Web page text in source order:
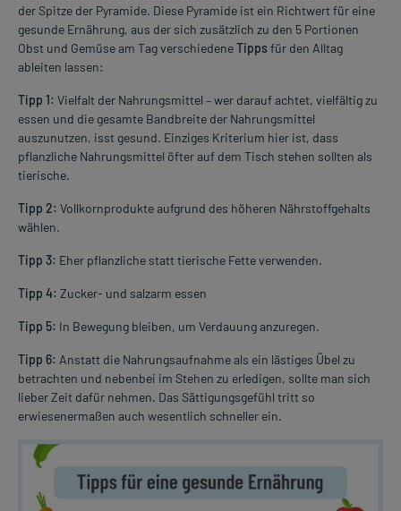
der Spitze der Pyramide. Diese Pyramide ist ein Richtwert für eine
gesunde Ernährung, aus der sich zusätzlich zu den 5 Portionen
Obst und Gemüse am Tag verschiedeneTipps für den Alltag
ableiten lassen:
Tipp 1: Vielfalt der Nahrungsmittel – wer darauf achtet, vielfältig zu
essen und die gesamte Bandbreite der Nahrungsmittel
auszunutzen, isst gesund. Einziges Kriterium hier ist, dass
pflanzliche Nahrungsmittel öfter auf dem Tisch stehen sollten als
tierische.
Tipp 2: Vollkornprodukte aufgrund des höheren Nährstoffgehalts
wählen.
Tipp 3: Eher pflanzliche statt tierische Fette verwenden.
Tipp 4: Zucker- und salzarm essen
Tipp 5: In Bewegung bleiben, um Verdauung anzuregen.
Tipp 6: Anstatt die Nahrungsaufnahme als ein lästiges Übel zu
betrachten und nebenbei im Stehen zu erledigen, sollte man sich
lieber Zeit dafür nehmen. Das Sättigungsgefühl tritt so
erwiesenermaßen auch wesentlich schneller ein.